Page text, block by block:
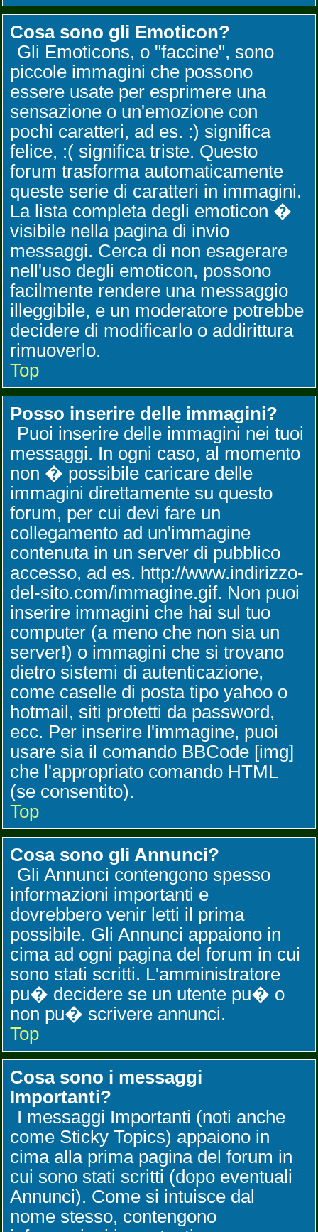
Cosa sono gli Emoticon?
Gli Emoticons, o "faccine", sono
piccole immagini che possono
essere usate per esprimere una
sensazione o un'emozione con
pochi caratteri, ad es. :) significa
felice, :( significa triste. Questo
forum trasforma automaticamente
queste serie di caratteri in immagini.
La lista completa degli emoticon �
visibile nella pagina di invio
messaggi. Cerca di non esagerare
nell'uso degli emoticon, possono
facilmente rendere una messaggio
illeggibile, e un moderatore potrebbe
decidere di modificarlo o addirittura
rimuoverlo.
Top
Posso inserire delle immagini?
Puoi inserire delle immagini nei tuoi
messaggi. In ogni caso, al momento
non � possibile caricare delle
immagini direttamente su questo
forum, per cui devi fare un
collegamento ad un'immagine
contenuta in un server di pubblico
accesso, ad es. http://www.indirizzo-
del-sito.com/immagine.gif. Non puoi
inserire immagini che hai sul tuo
computer (a meno che non sia un
server!) o immagini che si trovano
dietro sistemi di autenticazione,
come caselle di posta tipo yahoo o
hotmail, siti protetti da password,
ecc. Per inserire l'immagine, puoi
usare sia il comando BBCode [img]
che l'appropriato comando HTML
(se consentito).
Top
Cosa sono gli Annunci?
Gli Annunci contengono spesso
informazioni importanti e
dovrebbero venir letti il prima
possibile. Gli Annunci appaiono in
cima ad ogni pagina del forum in cui
sono stati scritti. L'amministratore
pu� decidere se un utente pu� o
non pu� scrivere annunci.
Top
Cosa sono i messaggi
Importanti?
I messaggi Importanti (noti anche
come Sticky Topics) appaiono in
cima alla prima pagina del forum in
cui sono stati scritti (dopo eventuali
Annunci). Come si intuisce dal
nome stesso, contengono